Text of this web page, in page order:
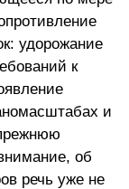
удорожание
к
и
об
речь уже не